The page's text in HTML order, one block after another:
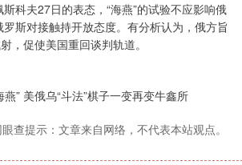
科夫27日的表态，“海燕”的试验不应影响俄
斯对接触持开放态度。有分析认为，俄方旨
，促使美国重回谈判轨道。
燕” 美俄乌“斗法”棋子一变再变牛鑫所
眼查提示：文章来自网络，不代表本站观点。